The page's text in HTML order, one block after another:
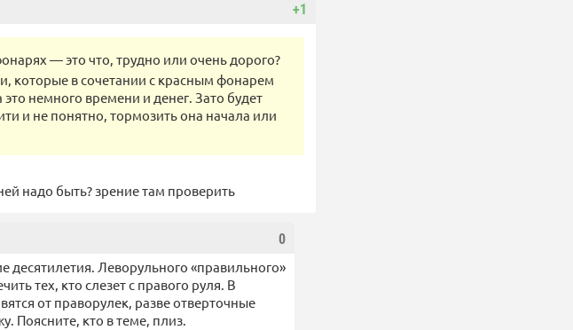
+1
— это что, трудно или очень дорого?
которые в сочетании с красным фонарем
немного времени и денег. Зато будет
и не понятно, тормозить она начала или
надо быть? зрение там проверить
0
Леворульного «правильного»
тех, кто слезет с правого руля. В
от праворулек, разве отверточные
Поясните, кто в теме, плиз.